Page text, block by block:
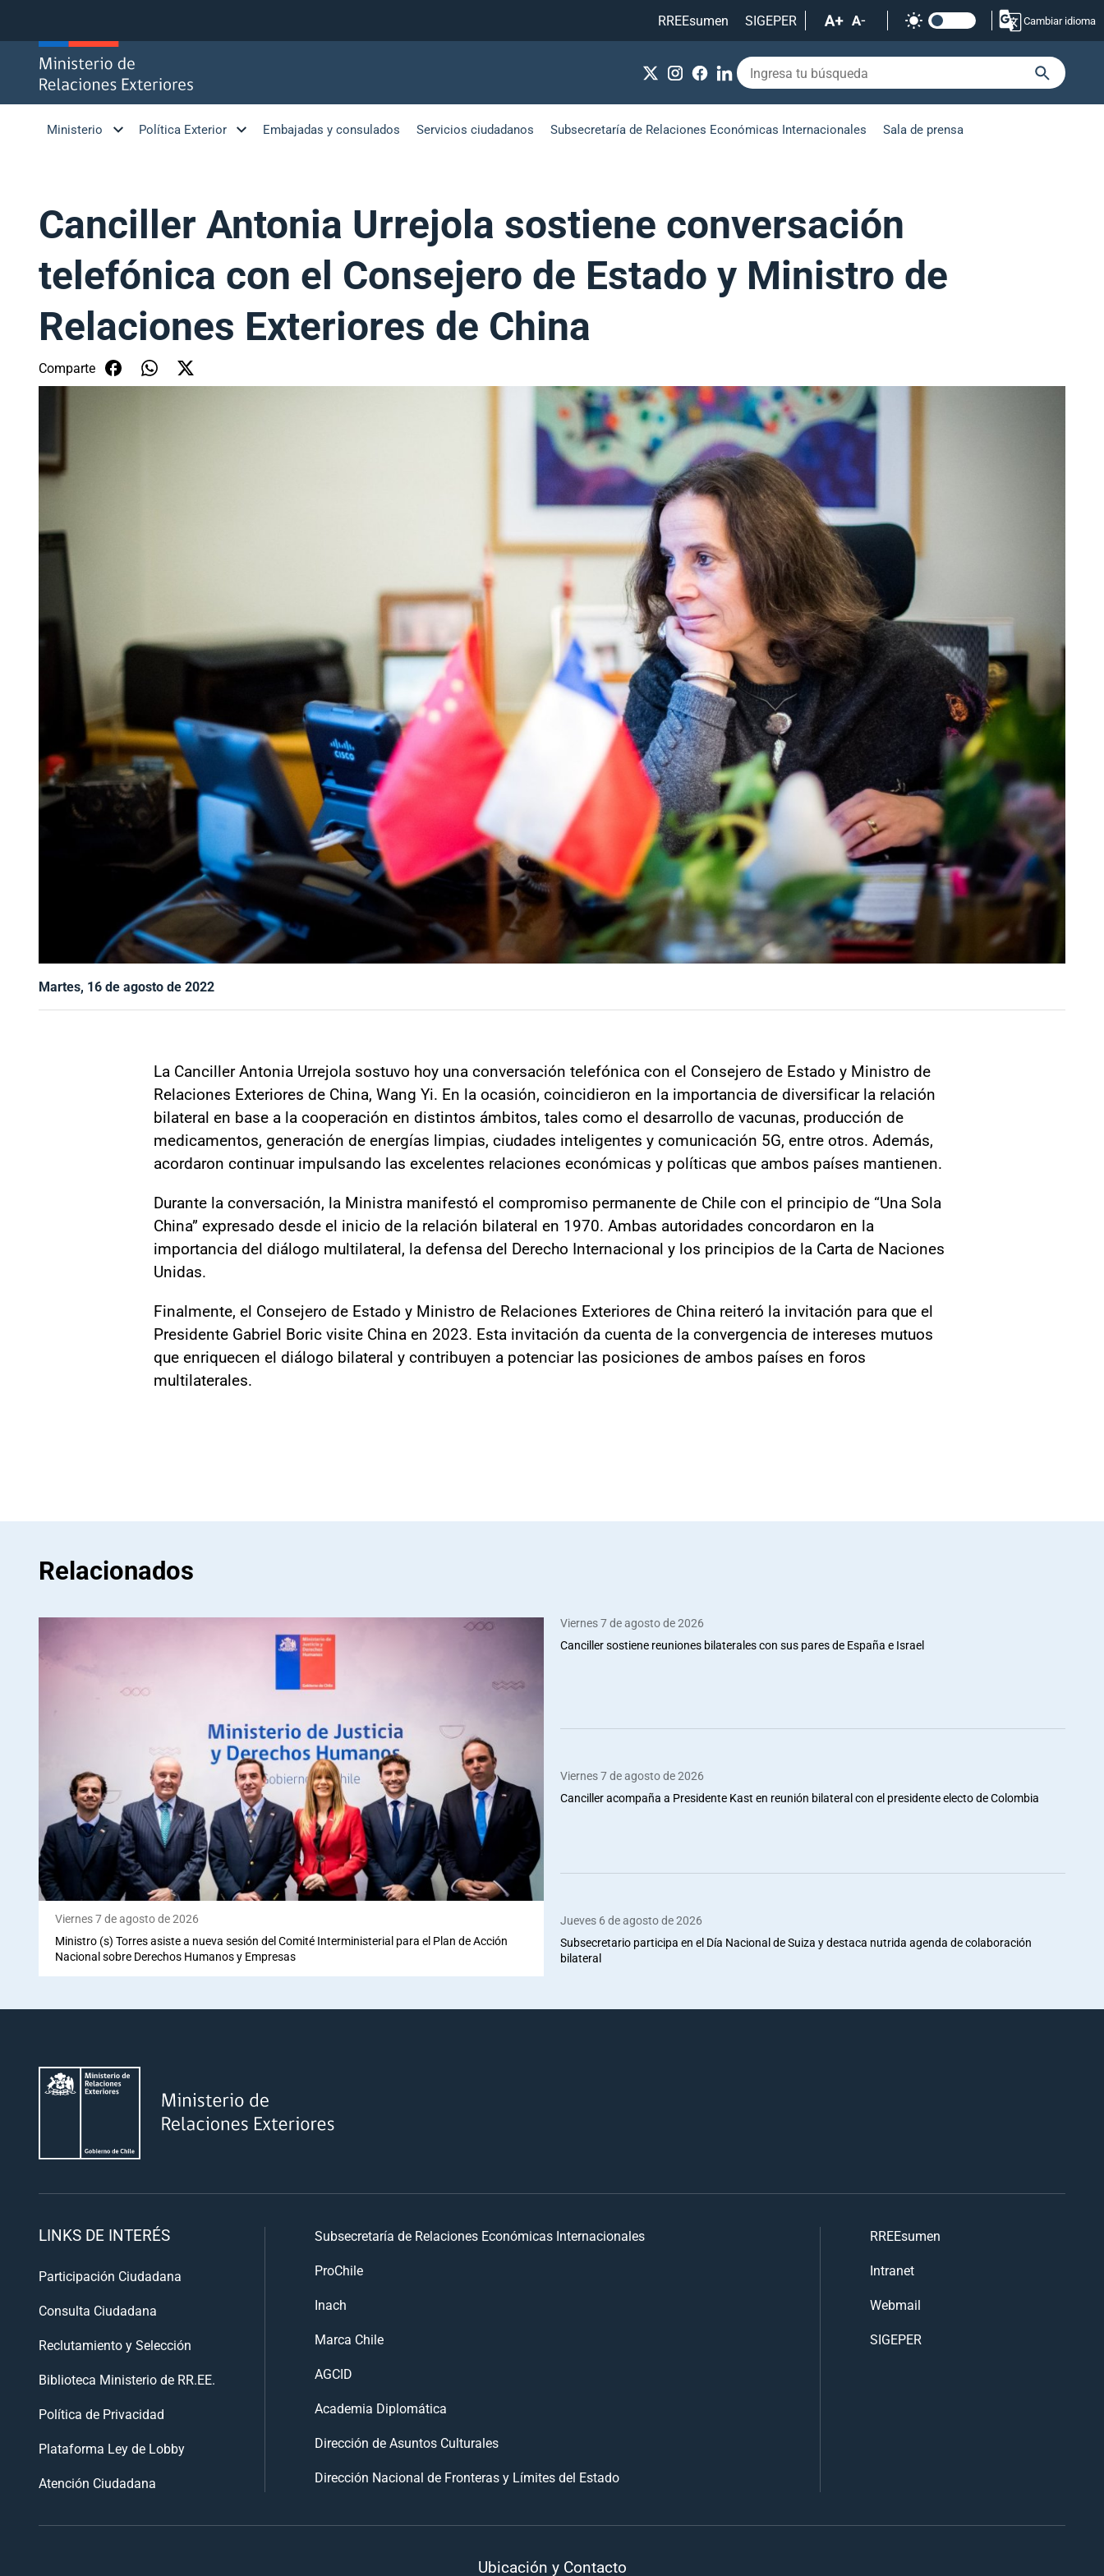
RREEsumen
SIGEPER Cambiar idioma
Ministerio Política Exterior Embajadas y consulados Servicios ciudadanos Subsecretaría de Relaciones Económicas Internacionales Sala de prensa
Canciller Antonia Urrejola sostiene conversación
telefónica con el Consejero de Estado y Ministro de
Relaciones Exteriores de China
Comparte
Martes, 16 de agosto de 2022
La Canciller Antonia Urrejola sostuvo hoy una conversación telefónica con el Consejero de Estado y Ministro de
Relaciones Exteriores de China, Wang Yi. En la ocasión, coincidieron en la importancia de diversificar la relación
bilateral en base a la cooperación en distintos ámbitos, tales como el desarrollo de vacunas, producción de
medicamentos, generación de energías limpias, ciudades inteligentes y comunicación 5G, entre otros. Además,
acordaron continuar impulsando las excelentes relaciones económicas y políticas que ambos países mantienen.
Durante la conversación, la Ministra manifestó el compromiso permanente de Chile con el principio de “Una Sola
China” expresado desde el inicio de la relación bilateral en 1970. Ambas autoridades concordaron en la
importancia del diálogo multilateral, la defensa del Derecho Internacional y los principios de la Carta de Naciones
Unidas.
Finalmente, el Consejero de Estado y Ministro de Relaciones Exteriores de China reiteró la invitación para que el
Presidente Gabriel Boric visite China en 2023. Esta invitación da cuenta de la convergencia de intereses mutuos
que enriquecen el diálogo bilateral y contribuyen a potenciar las posiciones de ambos países en foros
multilaterales.
Relacionados
Viernes 7 de agosto de 2026
Ministro (s) Torres asiste a nueva sesión del Comité Interministerial para el Plan de Acción
Nacional sobre Derechos Humanos y Empresas
Viernes 7 de agosto de 2026
Canciller sostiene reuniones bilaterales con sus pares de España e Israel
Viernes 7 de agosto de 2026
Canciller acompaña a Presidente Kast en reunión bilateral con el presidente electo de Colombia
Jueves 6 de agosto de 2026
Subsecretario participa en el Día Nacional de Suiza y destaca nutrida agenda de colaboración
bilateral
LINKS DE INTERÉS
Participación Ciudadana
Consulta Ciudadana
Reclutamiento y Selección
Biblioteca Ministerio de RR.EE.
Política de Privacidad
Plataforma Ley de Lobby
Atención Ciudadana
Subsecretaría de Relaciones Económicas Internacionales
ProChile
Inach
Marca Chile
AGCID
Academia Diplomática
Dirección de Asuntos Culturales
Dirección Nacional de Fronteras y Límites del Estado
RREEsumen
Intranet
Webmail
SIGEPER
Ubicación y Contacto